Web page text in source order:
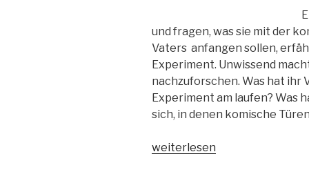
und fragen, was sie mit der
Vaters anfangen sollen,
Experiment. Unwissend
nachzuforschen. Was hat ihr
Experiment am laufen? Was
sich, in denen komische
„Energija“
weiterlesen